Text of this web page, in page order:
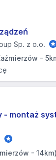
Sp. z o.o.
-
- montaż
- 14km)